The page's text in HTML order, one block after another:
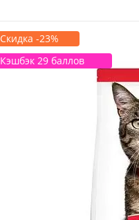
Скидка -23%
Кэшбэк 29 баллов